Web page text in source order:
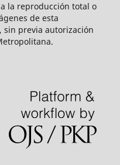
la reproducción total o
de esta
sin previa autorización